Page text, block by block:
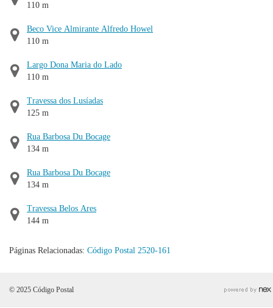
110 m
Beco Vice Almirante Alfredo Howel
110 m
Largo Dona Maria do Lado
110 m
Travessa dos Lusíadas
125 m
Rua Barbosa Du Bocage
134 m
Rua Barbosa Du Bocage
134 m
Travessa Belos Ares
144 m
Páginas Relacionadas: Código Postal 2520-161
© 2025 Código Postal